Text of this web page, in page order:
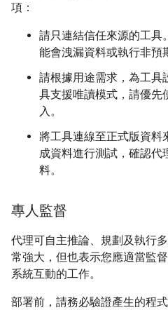
項：
請只連結信任來源的工具
能會洩漏資料或執行非預
請根據用途需求，為工具
具支援唯讀模式，請優先
入。
將工具連線至正式版資料
成資料進行測試，確認代
料。
專人監督
代理可自主推論、規劃及執行
常強大，但也表示您應適當監
系統互動的工作。
部署前，請務必驗證產生的程